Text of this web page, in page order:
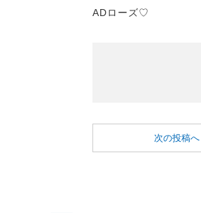
ADローズ♡
次の投稿へ